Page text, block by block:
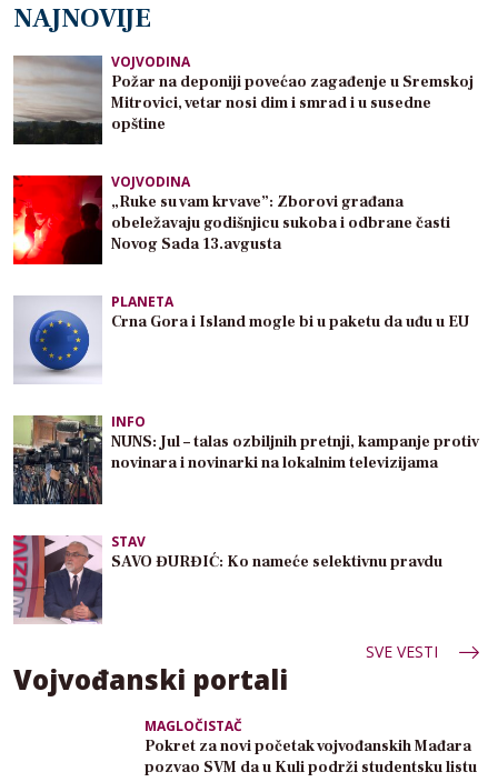
NAJNOVIJE
VOJVODINA
Požar na deponiji povećao zagađenje u Sremskoj
Mitrovici, vetar nosi dim i smrad i u susedne
opštine
VOJVODINA
„Ruke su vam krvave”: Zborovi građana
obeležavaju godišnjicu sukoba i odbrane časti
Novog Sada 13.avgusta
PLANETA
Crna Gora i Island mogle bi u paketu da uđu u EU
INFO
NUNS: Jul – talas ozbiljnih pretnji, kampanje protiv
novinara i novinarki na lokalnim televizijama
STAV
SAVO ĐURĐIĆ: Ko nameće selektivnu pravdu
SVE VESTI
Vojvođanski portali
MAGLOČISTAČ
Pokret za novi početak vojvođanskih Mađara
pozvao SVM da u Kuli podrži studentsku listu